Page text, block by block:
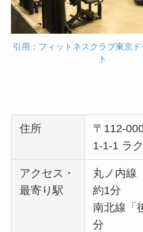
引用：フィットネスクラブ東京
ト
住所
〒112-
1-1-1 ラ
アクセス・
最寄り駅
丸ノ内線
約1分
南北線「
分